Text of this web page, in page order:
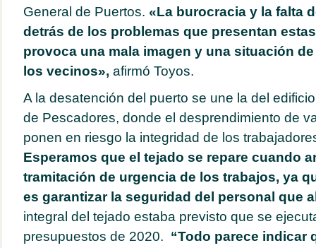
General de Puertos. «La burocracia y la falta
detrás de los problemas que presentan
provoca una mala imagen y una situación
los vecinos», afirmó Toyos.
A la desatención del puerto se une la del
de Pescadores, donde el desprendimiento de
ponen en riesgo la integridad de los
Esperamos que el tejado se repare cuando
tramitación de urgencia de los trabajos, ya
es garantizar la seguridad del personal que
integral del tejado estaba previsto que se
presupuestos de 2020. “Todo parece indicar